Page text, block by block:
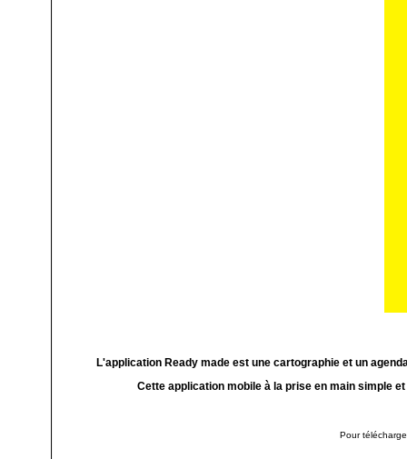
L'application Ready made est une cartographie et un
Cette application mobile à la prise en main simple
Pour